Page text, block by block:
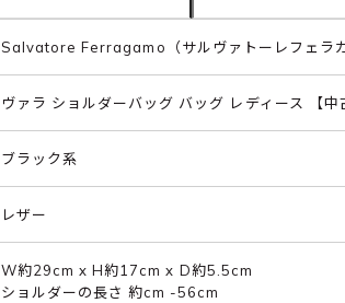
Salvatore Ferragamo（サルヴァトーレフェラ
ヴァラ ショルダーバッグ バッグ レディース 【中
ブラック系
レザー
W約29cm x H約17cm x D約5.5cm
ショルダーの長さ 約cm -56cm